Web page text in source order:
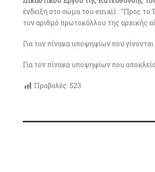
ένδειξη στο σώμα του email : "Προς το
τον αριθμό πρωτοκόλλου της αρχικής
Για τον πίνακα υποψηφίων που
Για τον πίνακα υποψηφίων που
Προβολές: 523